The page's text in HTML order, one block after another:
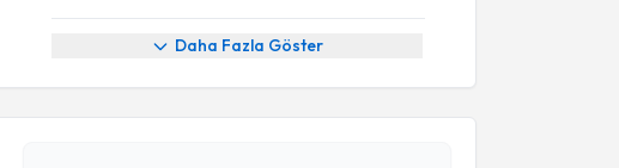
Daha Fazla Göster
Randevu Takvimi Talebi